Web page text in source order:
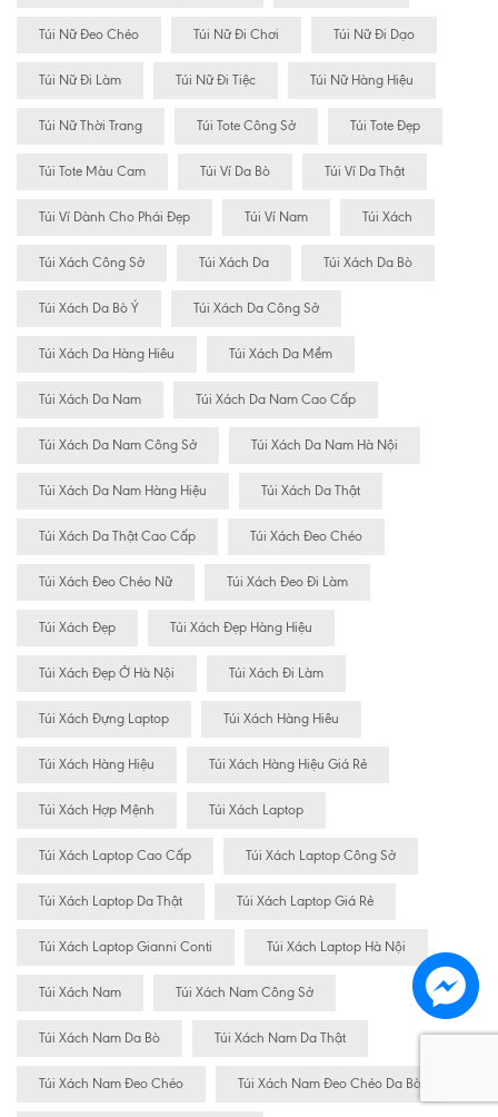
Túi Nữ Đeo Chéo Túi Nữ Đi Chơi Túi Nữ Đi Dạo
Túi Nữ Đi Làm Túi Nữ Đi Tiệc Túi Nữ Hàng Hiệu
Túi Nữ Thời Trang Túi Tote Công Sở Túi Tote Đẹp
Túi Tote Màu Cam Túi Ví Da Bò Túi Ví Da Thật
Túi Ví Dành Cho Phái Đẹp Túi Ví Nam Túi Xách
Túi Xách Công Sở Túi Xách Da Túi Xách Da Bò
Túi Xách Da Bò Ý Túi Xách Da Công Sở
Túi Xách Da Hàng Hiêu Túi Xách Da Mềm
Túi Xách Da Nam Túi Xách Da Nam Cao Cấp
Túi Xách Da Nam Công Sở Túi Xách Da Nam Hà Nội
Túi Xách Da Nam Hàng Hiệu Túi Xách Da Thật
Túi Xách Da Thật Cao Cấp Túi Xách Đeo Chéo
Túi Xách Đeo Chéo Nữ Túi Xách Đeo Đi Làm
Túi Xách Đẹp Túi Xách Đẹp Hàng Hiệu
Túi Xách Đẹp Ở Hà Nội Túi Xách Đi Làm
Túi Xách Đựng Laptop Túi Xách Hàng Hiêu
Túi Xách Hàng Hiệu Túi Xách Hàng Hiệu Giá Rẻ
Túi Xách Hợp Mệnh Túi Xách Laptop
Túi Xách Laptop Cao Cấp Túi Xách Laptop Công Sở
Túi Xách Laptop Da Thật Túi Xách Laptop Giá Rẻ
Túi Xách Laptop Gianni Conti Túi Xách Laptop Hà Nội
Túi Xách Nam Túi Xách Nam Công Sở
Túi Xách Nam Da Bò Túi Xách Nam Da Thật
Túi Xách Nam Đeo Chéo Túi Xách Nam Đeo Chéo Da Bò